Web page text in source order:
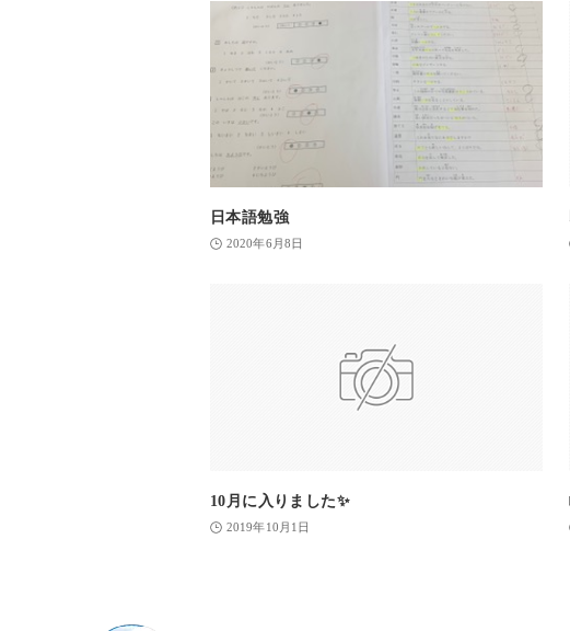
日本語勉強
2020年6月8日
10月に入りました✨
2019年10月1日